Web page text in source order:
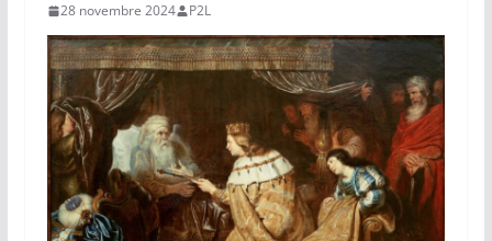
28 novembre 2024 P2L